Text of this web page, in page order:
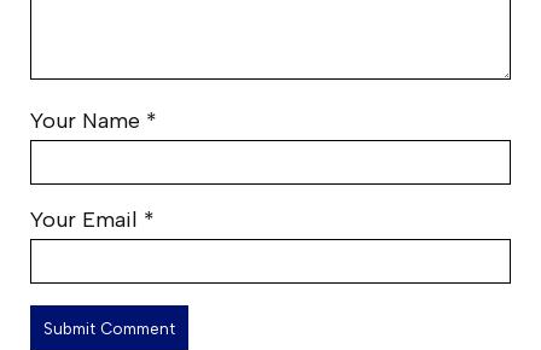
Your Name *
Your Email *